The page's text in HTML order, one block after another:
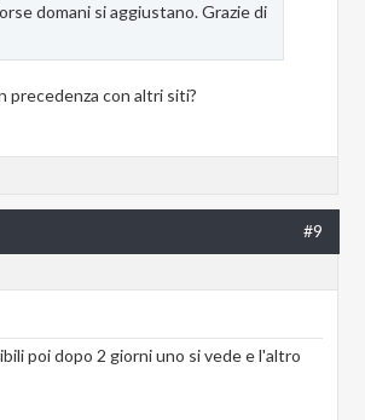
domani si aggiustano. Grazie di
precedenza con altri siti?
#9
poi dopo 2 giorni uno si vede e l'altro